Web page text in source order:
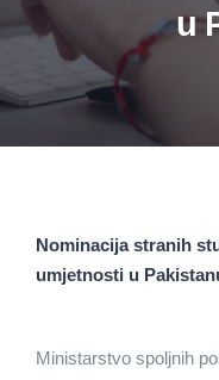
u
Nominacija stranih
umjetnosti u
Ministarstvo spoljnih